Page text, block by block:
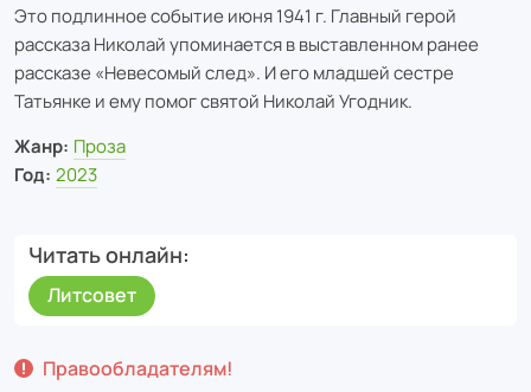
Это подлинное событие июня 1941 г. Главный герой
рассказа Николай упоминается в выставленном ранее
рассказе «Невесомый след». И его младшей сестре
Татьянке и ему помог святой Николай Угодник.
Жанр: Проза
Год: 2023
Читать онлайн
Литсовет
Правообладателям!